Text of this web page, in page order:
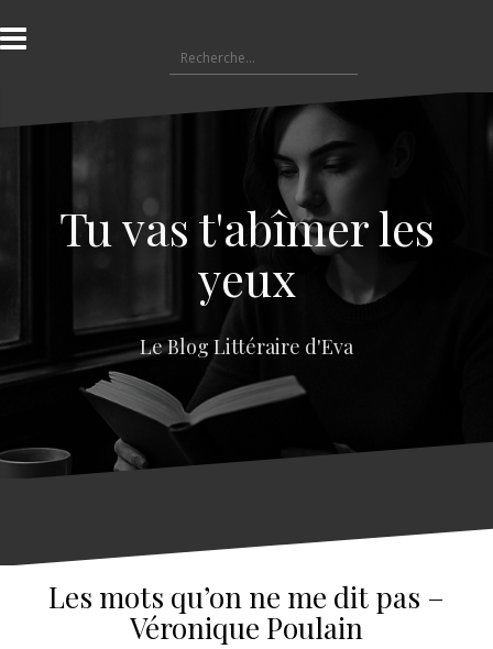
l
a
e
e
Tu vas t'abîmer les
yeux
Le Blog Littéraire d'Eva
Les mots qu’on ne me dit pas –
Véronique Poulain